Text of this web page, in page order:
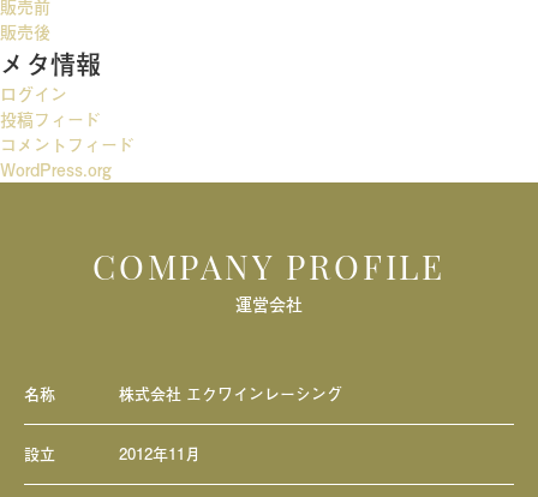
ー
シ
ョ
ン
販売前
販売後
メタ情報
ログイン
投稿フィード
コメントフィード
WordPress.org
COMPANY PROFILE
運営会社
名称 株式会社 エクワインレーシング
設立 2012年11月